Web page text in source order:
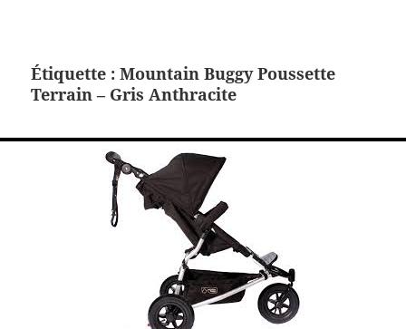
Étiquette :Mountain Buggy Poussette
Terrain – Gris Anthracite